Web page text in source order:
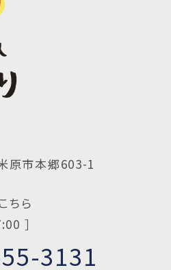
原市本郷603-1
ちら
］
3131